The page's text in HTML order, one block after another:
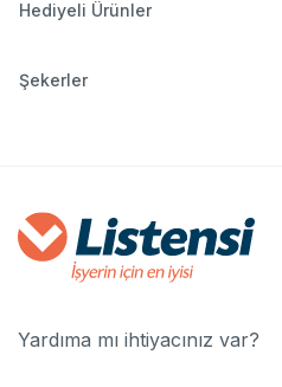
Hediyeli Ürünler
Şekerler
Yardıma mı ihtiyacınız var?